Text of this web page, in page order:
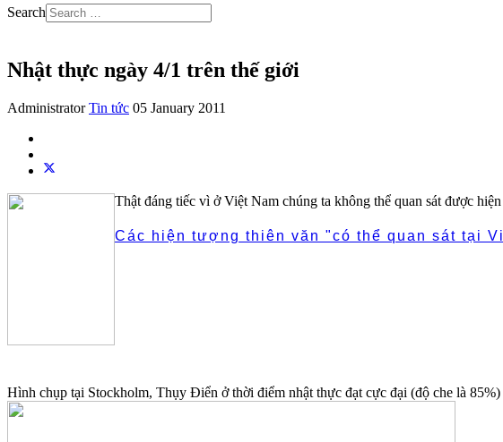
Search
Nhật thực ngày 4/1 trên thế giới
Administrator Tin tức 05 January 2011
Thật đáng tiếc vì ở Việt Nam chúng ta không thể quan sát được
Các hiện tượng thiên văn "có thể quan sát tại
Hình chụp tại Stockholm, Thụy Điển ở thời điểm nhật thực đạt cực đại (độ che là 85%)